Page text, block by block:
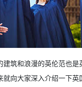
筑和浪漫的英伦范也
向大家深入介绍一下